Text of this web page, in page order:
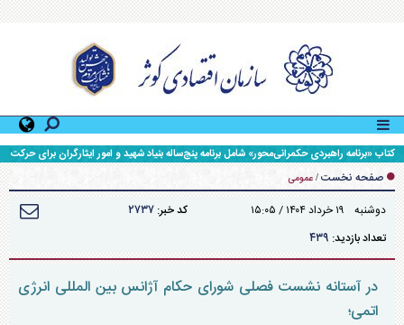
کتاب «برنامه راهبردی حکمرانی‌محور» شامل برنامه پنج‌ساله بنیاد شهید و امور ایثارگران برای حرکت تا
افق ۱۴۱۰، رونمایی شد.صفحه نخست / عمومی
دوشنبه ۱۹ خرداد ۱۴۰۴ / ۱۵:۰۵ کد خبر: ۲۷۳۷
تعداد بازدید: ۴۳۹
در آستانه نشست فصلی شورای حکام آژانس بین المللی انرژی
اتمی؛